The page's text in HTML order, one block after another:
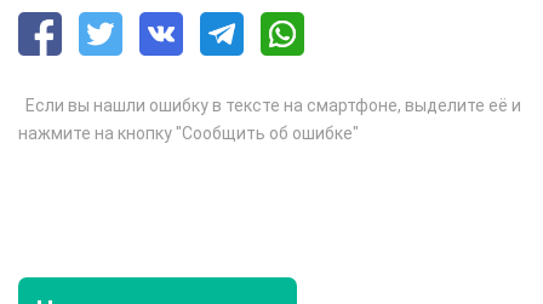
Если вы нашли ошибку в тексте на смартфоне, выделите её и
нажмите на кнопку "Сообщить об ошибке"